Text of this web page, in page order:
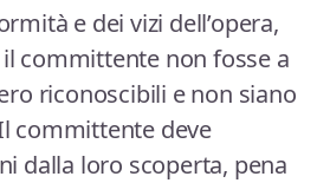
e dei vizi dell’opera,
committente non fosse a
riconoscibili e non siano
committente deve
dalla loro scoperta, pena